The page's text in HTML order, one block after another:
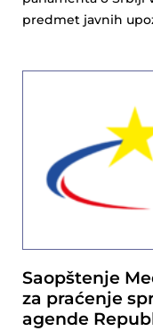
predmet javnih
Saopštenje
za praćenje
agende